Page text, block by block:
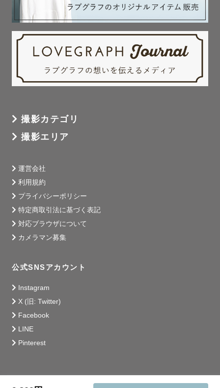
撮影カテゴリ
撮影エリア
運営会社
利用規約
プライバシーポリシー
特定商取引法に基づく表記
対応ブラウザについて
カメラマン募集
公式SNSアカウント
Instagram
X (旧: Twitter)
Facebook
LINE
Pinterest